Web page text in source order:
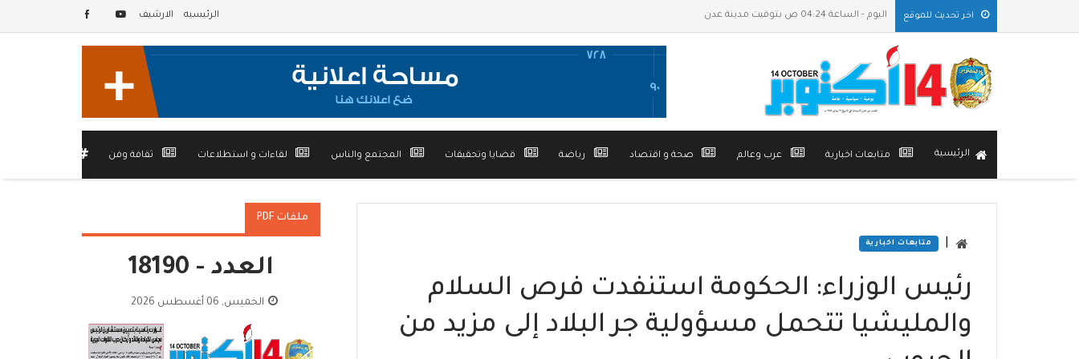
اخر تحديث للموقع اليوم - الساعة 04:24 ص بتوقيت مدينة عدن الرئيسيه الارشيف
الرئيسية متابعات اخبارية عرب وعالم صحة و اقتصاد رياضة قضايا وتحقيقات المجتمع والناس لقاءات و استطلاعات ثقافة وفن
متابعات اخبارية
رئيس الوزراء: الحكومة استنفدت فرص السلام
والمليشيا تتحمل مسؤولية جر البلاد إلى مزيد من
ملفات PDF
العدد - 18190
الخميس, 06 أغسطس 2026